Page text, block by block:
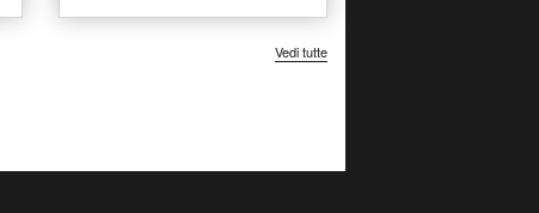
Vedi tutte